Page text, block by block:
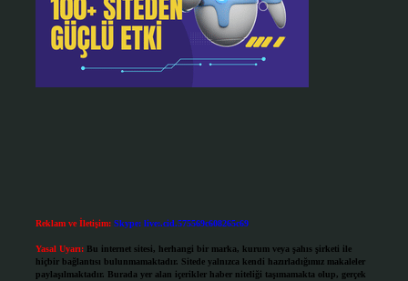
Reklam ve İletişim: Skype: live:.cid.575569c608265c69
Yasal Uyarı: Bu internet sitesi, herhangi bir marka, kurum veya şahıs şirketi ile
hiçbir bağlantısı bulunmamaktadır. Sitede yalnızca kendi hazırladığımız makaleler
paylaşılmaktadır. Burada yer alan içerikler haber niteliği taşımamakta olup, gerçek